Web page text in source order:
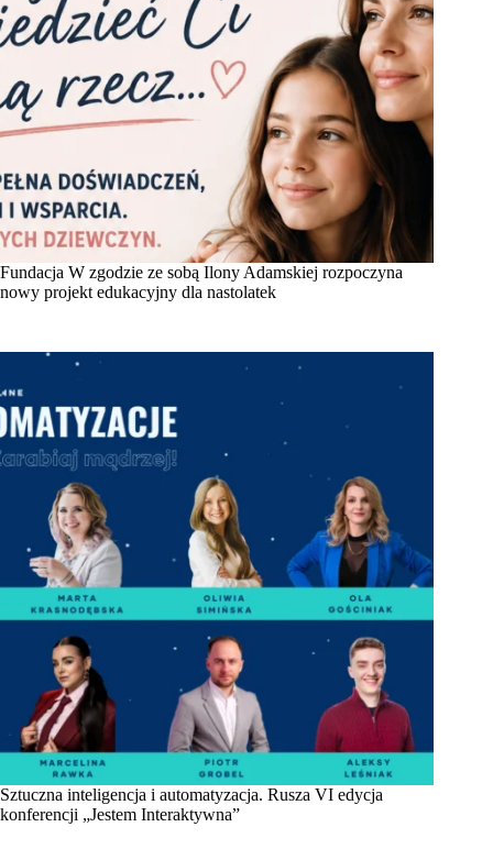
Fundacja W zgodzie ze sobą Ilony Adamskiej rozpoczyna
nowy projekt edukacyjny dla nastolatek
Sztuczna inteligencja i automatyzacja. Rusza VI edycja
konferencji „Jestem Interaktywna”